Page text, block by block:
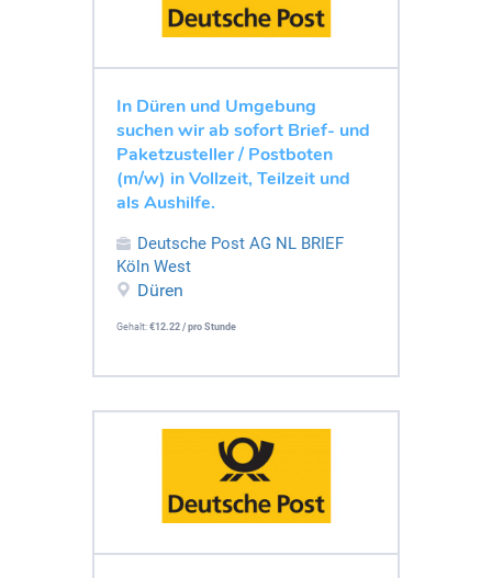
In Düren und Umgebung
suchen wir ab sofort Brief- und
Paketzusteller / Postboten
(m/w) in Vollzeit, Teilzeit und
als Aushilfe.
Deutsche Post AG NL BRIEF
Köln West
Düren
Gehalt: €12.22 / pro Stunde